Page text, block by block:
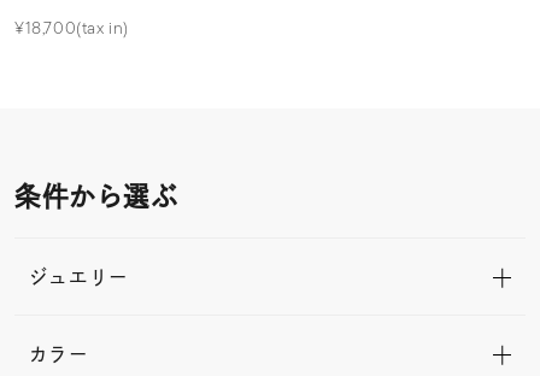
¥18,700(tax in)
条件から選ぶ
ジュエリー
カラー